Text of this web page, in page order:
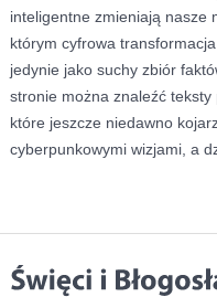
inteligentne zmieniają nasze
którym cyfrowa
jedynie jako suchy zbiór
stronie można znaleźć
które jeszcze niedawno
cyberpunkowymi wizjami, a